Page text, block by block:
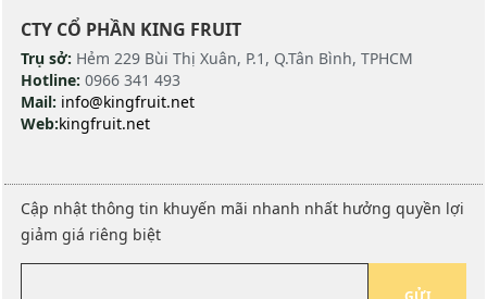
CTY CỔ PHẦN KING FRUIT
Trụ sở: Hẻm 229 Bùi Thị Xuân, P.1, Q.Tân Bình, TPHCM
Hotline: 0966 341 493
Mail: info@kingfruit.net
Web:kingfruit.net
Cập nhật thông tin khuyến mãi nhanh nhất hưởng quyền lợi
giảm giá riêng biệt